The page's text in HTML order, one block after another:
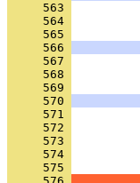
     563
     564
     565
     566
     567
     568
     569
     570
     571
     572
     573
     574
     575